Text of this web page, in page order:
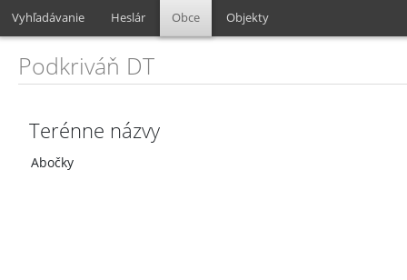
Vyhľadávanie Heslár Obce Objekty
Podkriváň DT
Terénne názvy
Abočky